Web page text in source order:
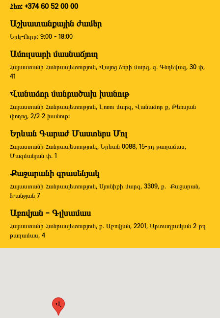
Հեռ: +374 60 52 00 00
Աշխատանքային ժամեր
Երկ-Ուրբ: 9:00 - 18:00
Ամուլսարի մասնաճյուղ
Հայաստանի Հանրապետություն, Վայոց ձորի մարզ, գ. Գնդեվազ, 30 փ,
41
Վանաձոր մանրածախ խանութ
Հայաստանի Հանրապետություն, Լոռու մարզ, Վանաձոր ք, Թևոսյան
փողոց, 2/2-2 խանութ:
Երևան Գարաժ Մաստերս Մոլ
Հայաստանի Հանրապետություն,, Երևան 0088, 15-րդ թաղամաս,
Մազմանյան փ. 1
Քաջարանի գրասենյակ
Հայաստանի Հանրապետություն, Սյունիքի մարզ, 3309, ք. Քաջարան,
Խանջյան 7
Աբովյան - Գլխամաս
Հայաստանի Հանրապետություն, ք. Աբովյան, 2201, Արտադրական 2-րդ
թաղամաս, 4
Վ